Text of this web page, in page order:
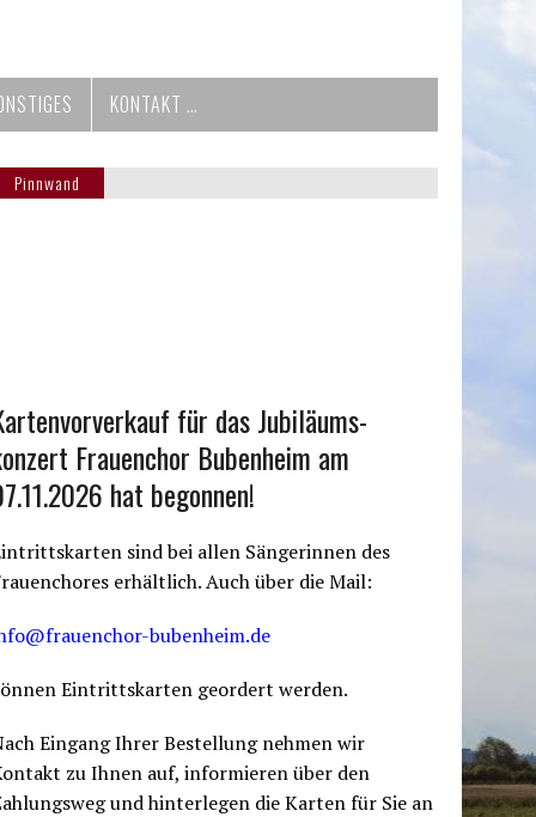
KONTAKT …
Pinnwand
für das Jubiläums-
Frauenchor Bubenheim am
hat begonnen!
sind bei allen Sängerinnen des
erhältlich. Auch über die Mail:
bubenheim.de
Eintrittskarten geordert werden.
Eingang Ihrer Bestellung nehmen wir
zu Ihnen auf, informieren über den
und hinterlegen die Karten für Sie an